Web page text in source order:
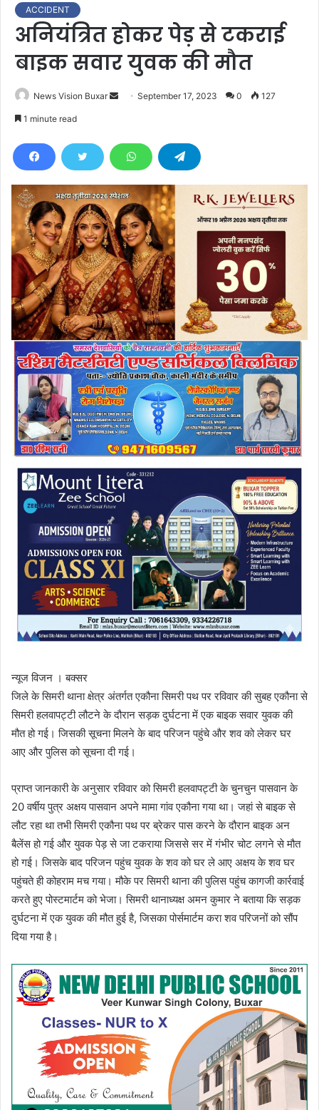
ACCIDENT
अनियंत्रित होकर पेड़ से टकराई
बाइक सवार युवक की मौत
News Vision Buxar
d
e
m
a
i
l
September 17, 2023 0 127
1 minute read
न्यूज विजन । बक्सर
जिले के सिमरी थाना क्षेत्र अंतर्गत एकौना सिमरी पथ पर रविवार की सुबह एकौना से
सिमरी हलवापट्टी लौटने के दौरान सड़क दुर्घटना में एक बाइक सवार युवक की
मौत हो गई। जिसकी सूचना मिलने के बाद परिजन पहुंचे और शव को लेकर घर
आए और पुलिस को सूचना दी गई।
प्राप्त जानकारी के अनुसार रविवार को सिमरी हलवापट्टी के चुनचुन पासवान के
20 वर्षीय पुत्र अक्षय पासवान अपने मामा गांव एकौना गया था। जहां से बाइक से
लौट रहा था तभी सिमरी एकौना पथ पर ब्रेकर पास करने के दौरान बाइक अन
बैलेंस हो गई और युवक पेड़ से जा टकराया जिससे सर में गंभीर चोट लगने से मौत
हो गई। जिसके बाद परिजन पहुंच युवक के शव को घर ले आए अक्षय के शव घर
पहुंचते ही कोहराम मच गया। मौके पर सिमरी थाना की पुलिस पहुंच कागजी कार्रवाई
करते हुए पोस्टमार्टम को भेजा। सिमरी थानाध्यक्ष अमन कुमार ने बताया कि सड़क
दुर्घटना में एक युवक की मौत हुई है, जिसका पोर्समार्टम करा शव परिजनों को सौंप
दिया गया है।